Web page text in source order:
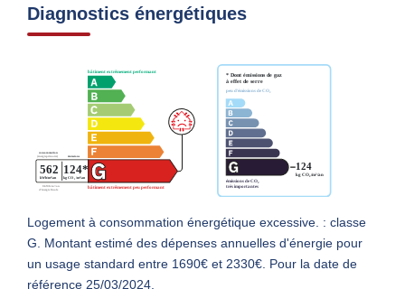
Diagnostics énergétiques
Logement à consommation énergétique excessive. : classe
G. Montant estimé des dépenses annuelles d'énergie pour
un usage standard entre 1690€ et 2330€. Pour la date de
référence 25/03/2024.